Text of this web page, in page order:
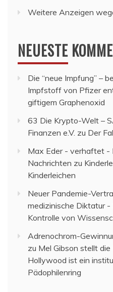
Weitere Anzeigen
NEUESTE
Die “neue Impfung” –
Impfstoff von Pfizer
giftigem Graphenoxid
63 Die Krypto-Welt –
Finanzen e.V. zu Der
Max Eder - verhaftet -
Nachrichten zu
Kinderleichen
Neuer Pandemie-
medizinische Diktatur
Kontrolle von
Adrenochrom-
zu Mel Gibson stellt
Hollywood ist ein
Pädophilenring